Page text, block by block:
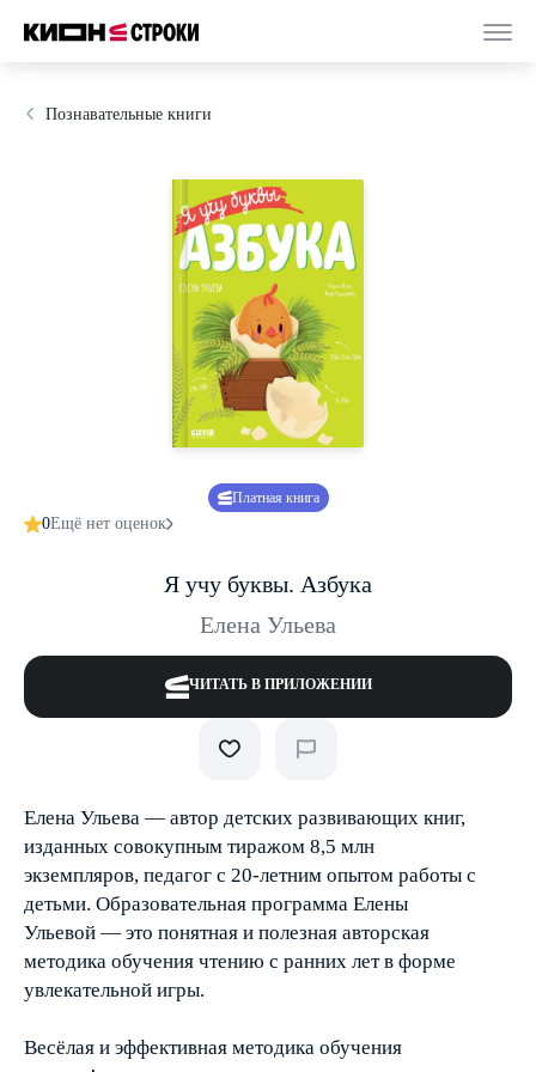
Познавательные книги
Платная книга
0Ещё нет оценок
Я учу буквы. Азбука
Елена Ульева
ЧИТАТЬ В ПРИЛОЖЕНИИ
Елена Ульева — автор детских развивающих книг,
изданных совокупным тиражом 8,5 млн
экземпляров, педагог с 20-летним опытом работы с
детьми. Образовательная программа Елены
Ульевой — это понятная и полезная авторская
методика обучения чтению с ранних лет в форме
увлекательной игры.
Весёлая и эффективная методика обучения